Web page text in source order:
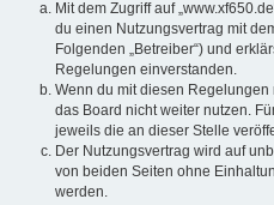
Mit dem Zugriff auf
du einen Nutzungsvertrag mit
Folgenden „Betreiber“) und
Regelungen einverstanden.
Wenn du mit diesen
das Board nicht weiter nutzen.
jeweils die an dieser Stelle
Der Nutzungsvertrag wird auf
von beiden Seiten ohne
werden.